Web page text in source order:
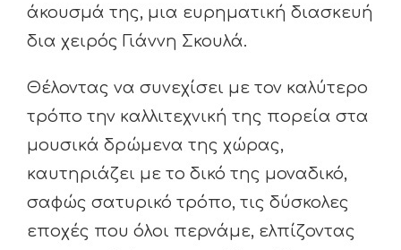
άκουσμά της, μια ευρηματική διασκευή
δια χειρός Γιάννη Σκουλά.
Θέλοντας να συνεχίσει με τον καλύτερο
τρόπο την καλλιτεχνική της πορεία στα
μουσικά δρώμενα της χώρας,
καυτηριάζει με το δικό της μοναδικό,
σαφώς σατυρικό τρόπο, τις δύσκολες
εποχές που όλοι περνάμε, ελπίζοντας